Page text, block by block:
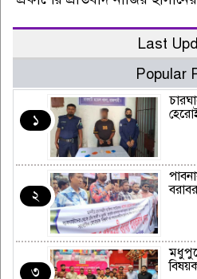
Last
Popular
১
২
৩